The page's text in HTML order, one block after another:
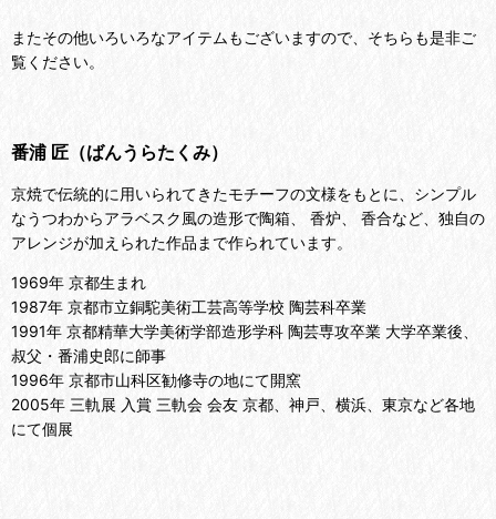
またその他いろいろなアイテムもございますので、そちらも是非ご
覧ください。
番浦 匠（ばんうらたくみ）
京焼で伝統的に用いられてきたモチーフの文様をもとに、シンプル
なうつわからアラベスク風の造形で陶箱、 香炉、 香合など、独自の
アレンジが加えられた作品まで作られています。
1969年 京都生まれ
1987年 京都市立銅駝美術工芸高等学校 陶芸科卒業
1991年 京都精華大学美術学部造形学科 陶芸専攻卒業 大学卒業後、
叔父・番浦史郎に師事
1996年 京都市山科区勧修寺の地にて開窯
2005年 三軌展 入賞 三軌会 会友 京都、神戸、横浜、東京など各地
にて個展